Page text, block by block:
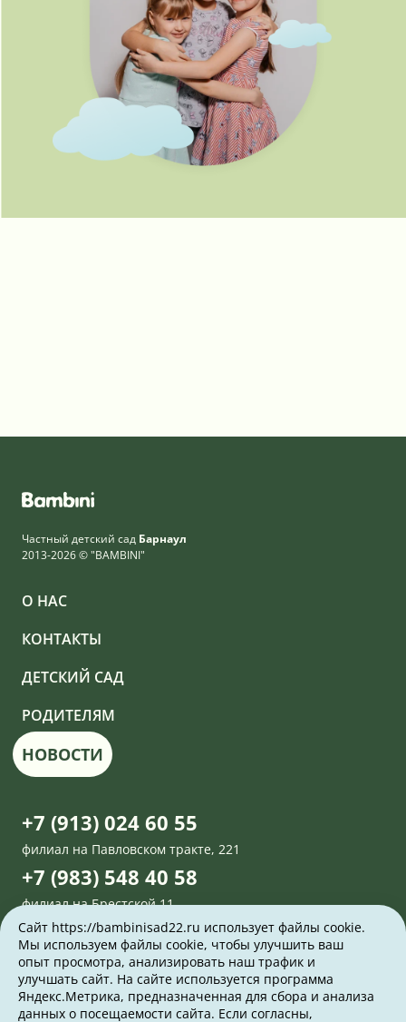
Частный детский сад Барнаул
2013-2026 © "BAMBINI"
ДЕТСКИЙ САД
РОДИТЕЛЯМ
НОВОСТИ
О НАС
КОНТАКТЫ
+7 (913) 024 60 55
филиал на Павловском тракте, 221
+7 (983) 548 40 58
филиал на Брестской,11
Задать вопрос
г. Барнаул, Павловский тракт 221
Сайт https://bambinisad22.ru использует файлы cookie.
Мы используем файлы cookie, чтобы улучшить ваш
опыт просмотра, анализировать наш трафик и
улучшать сайт. На сайте используется программа
Яндекс.Метрика, предназначенная для сбора и анализа
данных о посещаемости сайта. Если согласны,